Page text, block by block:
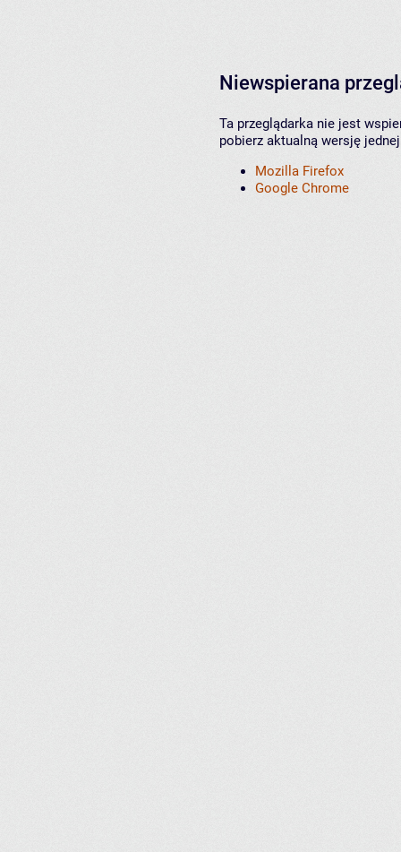
Niewspierana
Ta przeglądarka nie jest
pobierz aktualną wersję
Mozilla Firefox
Google Chrome